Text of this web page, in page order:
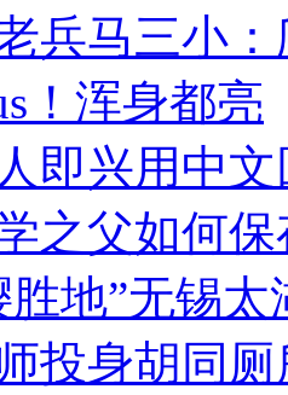
兵马三小
！浑身都亮
即兴用中
之父如何
胜地”无锡
投身胡同